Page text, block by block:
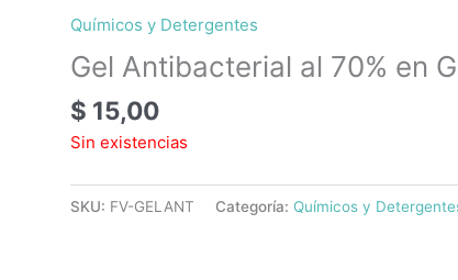
Químicos y Detergentes
Gel Antibacterial al 70% en
$ 15,00
Sin existencias
SKU: FV-GELANT Categoría: Químicos y